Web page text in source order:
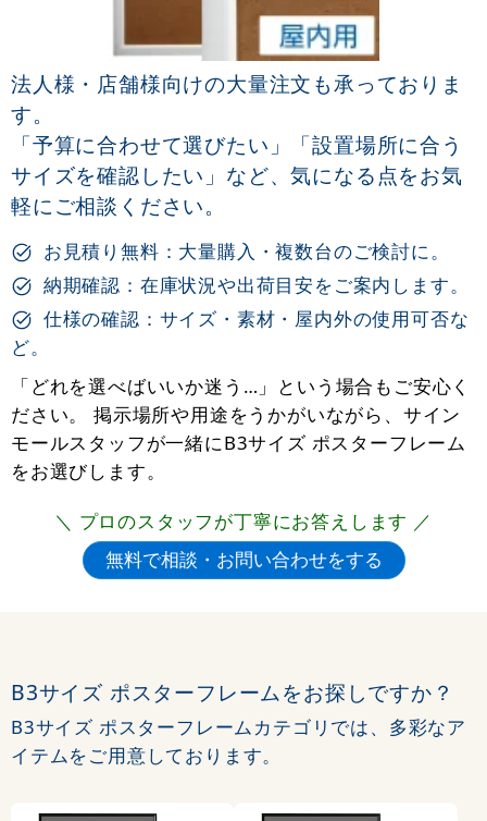
法人様・店舗様向けの大量注文も承っておりま
す。
「予算に合わせて選びたい」「設置場所に合う
サイズを確認したい」など、気になる点をお気
軽にご相談ください。
お見積り無料：大量購入・複数台のご検討に。
納期確認：在庫状況や出荷目安をご案内します。
仕様の確認：サイズ・素材・屋内外の使用可否な
ど。
「どれを選べばいいか迷う…」という場合もご安心く
ださい。 掲示場所や用途をうかがいながら、サイン
モールスタッフが一緒にB3サイズ ポスターフレーム
をお選びします。
＼ プロのスタッフが丁寧にお答えします ／
B3サイズ ポスターフレームをお探しですか？
B3サイズ ポスターフレームカテゴリでは、多彩なア
イテムをご用意しております。